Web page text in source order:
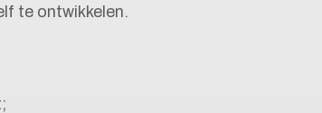
te ontwikkelen.